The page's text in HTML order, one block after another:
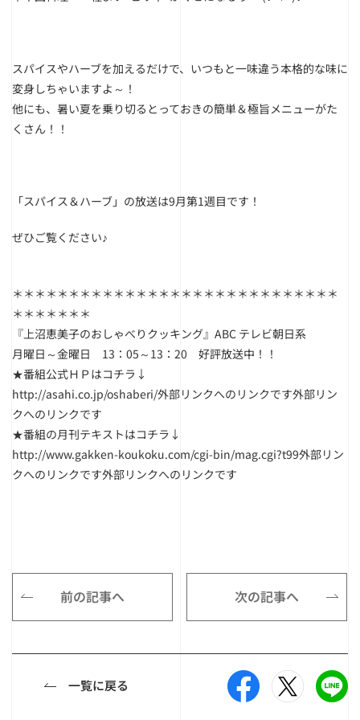
スパイスやハーブを加えるだけで、いつもと一味違う本格的な味に
変身しちゃいますよ～！
他にも、暑い夏を乗り切るとっておきの簡単＆極旨メニューがた
くさん！！
「スパイス＆ハーブ」の放送は9月第1週目です！
ぜひご覧ください♪
＊＊＊＊＊＊＊＊＊＊＊＊＊＊＊＊＊＊＊＊＊＊＊＊＊＊＊＊＊
＊＊＊＊＊＊＊
『上沼恵美子のおしゃべりクッキング』ABC テレビ朝日系
月曜日～金曜日 13：05～13：20 好評放送中！！
★番組公式ＨＰはコチラ↓
http://asahi.co.jp/oshaberi/外部リンクへのリンクです外部リン
クへのリンクです
★番組の月刊テキストはコチラ↓
http://www.gakken-koukoku.com/cgi-bin/mag.cgi?t99外部リン
クへのリンクです外部リンクへのリンクです
前の記事へ 次の記事へ
一覧に戻る